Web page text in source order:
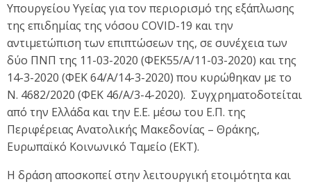
Υπουργείου Υγείας για τον περιορισμό της εξάπλωσης
της επιδημίας της νόσου COVID-19 και την
αντιμετώπιση των επιπτώσεων της, σε συνέχεια των
δύο ΠΝΠ της 11-03-2020 (ΦΕΚ55/Α/11-03-2020) και της
14-3-2020 (ΦΕΚ 64/Α/14-3-2020) που κυρώθηκαν με το
Ν. 4682/2020 (ΦΕΚ 46/Α/3-4-2020). Συγχρηματοδοτείται
από την Ελλάδα και την Ε.Ε. μέσω του Ε.Π. της
Περιφέρειας Ανατολικής Μακεδονίας – Θράκης,
Ευρωπαϊκό Κοινωνικό Ταμείο (ΕΚΤ).
Η δράση αποσκοπεί στην λειτουργική ετοιμότητα και